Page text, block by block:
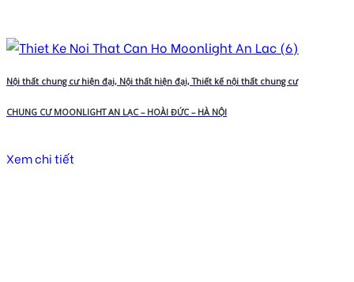
Nội thất chung cư hiện đại, Nội thất hiện đại, Thiết kế nội thất chung cư
CHUNG CƯ MOONLIGHT AN LẠC – HOÀI ĐỨC – HÀ NỘI
Xem chi tiết